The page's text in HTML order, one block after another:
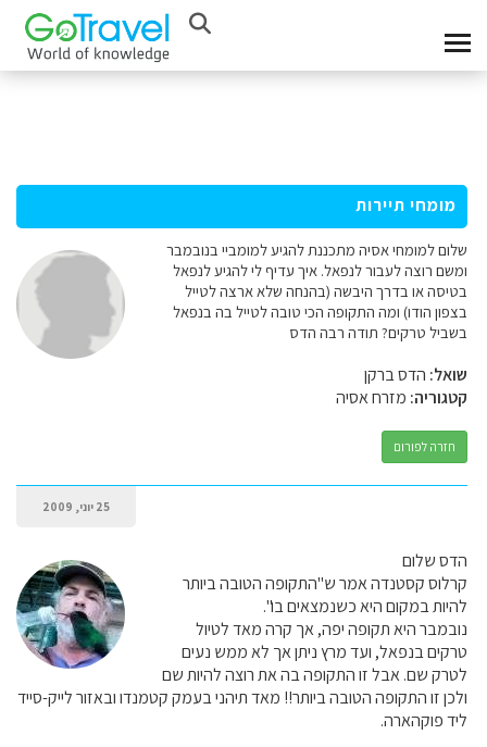
מומחי תיירות
שלום למומחי אסיה מתכננת להגיע למומביי בנובמבר
ומשם רוצה לעבור לנפאל. איך עדיף לי להגיע לנפאל
בטיסה או בדרך היבשה (בהנחה שלא ארצה לטייל
בצפון הודו) ומה התקופה הכי טובה לטייל בה בנפאל
בשביל טרקים? תודה רבה הדס
שואל: הדס ברקן
קטגוריה: מזרח אסיה
חזרה לפורום
25 יוני, 2009
הדס שלום
קרלוס קסטנדה אמר ש"התקופה הטובה ביותר
להיות במקום היא כשנמצאים בו".
נובמבר היא תקופה יפה, אך קרה מאד לטיול
טרקים בנפאל, ועד מרץ ניתן אך לא ממש נעים
לטרק שם. אבל זו התקופה בה את רוצה להיות שם
ולכן זו התקופה הטובה ביותר!! מאד תיהני בעמק קטמנדו ובאזור לייק-סייד
ליד פוקהארה.